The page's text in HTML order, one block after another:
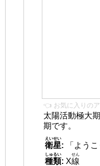
👈 お気に入りの
太陽活動極大
期です。
衛星
えいせい
:
「ようこ
種類
しゅるい
: X線
せん